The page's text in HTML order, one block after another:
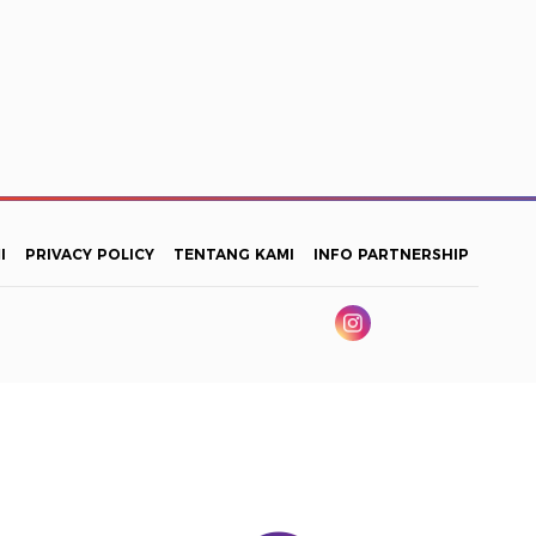
PRIVACY POLICY TENTANG KAMI INFO PARTNERSHIP